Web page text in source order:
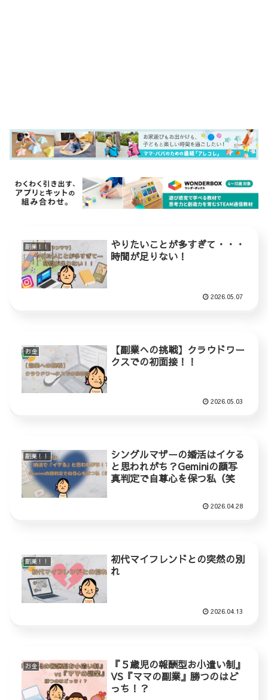
副業！！
やりたいことが多すぎて・・・
時間が足りない！
2026.05.07
お金
【副業への挑戦】クラウドワー
クスでの初面接！！
2026.05.03
副業！！
シングルマザーの婚活はイケる
と思われがち？Geminiの顔写
真判定で自尊心を保つ私（笑
2026.04.28
副業！！
初代マイフレンドとの突然の別
れ
2026.04.13
お金
『５歳児の報酬型お小遣い制』
VS『ママの副業』勝つのはど
っち！？